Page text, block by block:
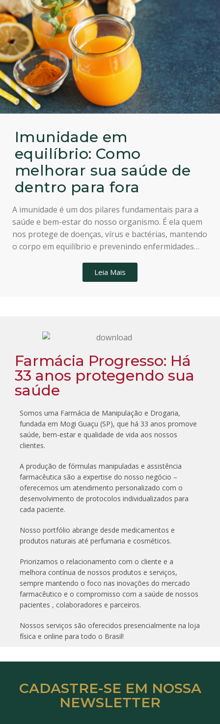
Leia Mais
Imunidade em
equilíbrio: Como
melhorar sua saúde de
dentro para fora
A imunidade é um dos pilares fundamentais para a
saúde e bem-estar do nosso organismo. É ela quem
nos protege de doenças, vírus e bactérias, mantendo
o corpo em equilíbrio e prevenindo enfermidades…
Leia Mais
Farmácia Progresso: Há
33 anos protegendo sua
saúde
Somos uma Farmácia de Manipulação e Drogaria,
fundada em Mogi Guaçu (SP), que há 33 anos promove
saúde, bem-estar e qualidade de vida aos nossos
clientes.
A produção de fórmulas manipuladas e assistência
farmacêutica são a expertise do nosso negócio –
oferecemos um atendimento personalizado com o
desenvolvimento de protocolos individualizados para
cada paciente.
Nosso portfólio abrange desde medicamentos e
produtos naturais até perfumaria e cosméticos.
Priorizamos o relacionamento com o cliente e a
melhora contínua de nossos produtos e serviços,
sempre mantendo o foco nas inovações do mercado
farmacêutico e o compromisso com a saúde de nossos
pacientes , colaboradores e parceiros.
Nossos serviços são oferecidos presencialmente na loja
física e online para todo o Brasil!
CADASTRE-SE EM NOSSA
NEWSLETTER